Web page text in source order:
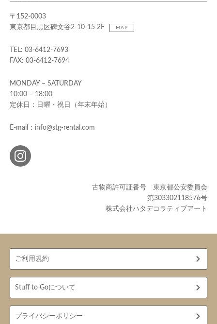
〒152-0003
東京都目黒区碑文谷2-10-15 2F
MAP
TEL: 03-6412-7693
FAX: 03-6412-7694
MONDAY – SATURDAY
10:00 – 18:00
定休日：日曜・祝日（年末年始）
E-mail：info@stg-rental.com
古物商許可証番号 東京都公安委員会
第303302118576号
株式会社ハタデコラティブアート
ご利用規約
Stuff to Goについて
プライバシーポリシー